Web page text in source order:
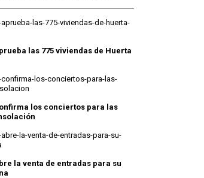
las 775 viviendas de Huerta
los conciertos para las
la venta de entradas para su